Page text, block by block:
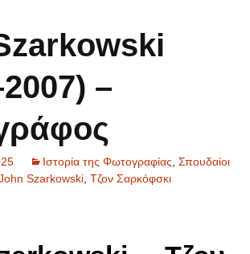
–
Ιστορία της Φωτογραφίας Σπουδαίοι
Szarkowski Τζον Σαρκόφσκι